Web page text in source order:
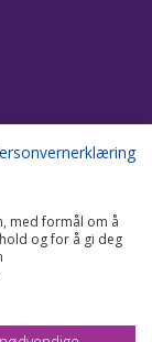
med formål om å
og for å gi deg